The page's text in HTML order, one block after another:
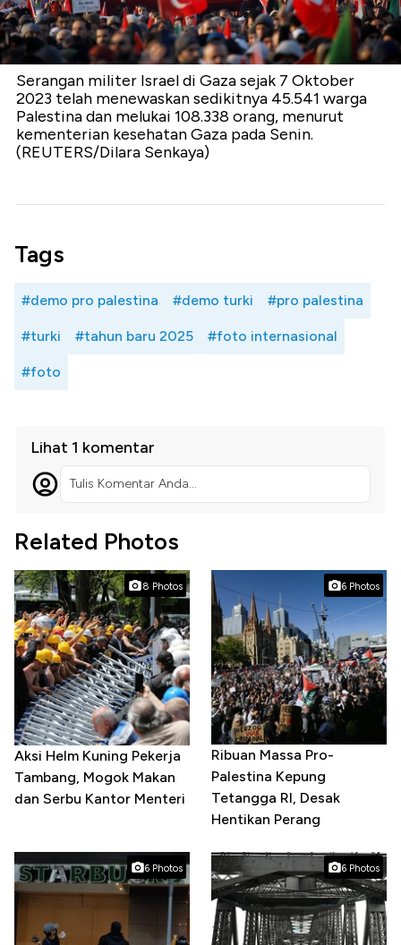
Serangan militer Israel di Gaza sejak 7 Oktober
2023 telah menewaskan sedikitnya 45.541 warga
Palestina dan melukai 108.338 orang, menurut
kementerian kesehatan Gaza pada Senin.
(REUTERS/Dilara Senkaya)
Tags
#demo pro palestina #demo turki #pro palestina
#turki #tahun baru 2025 #foto internasional
#foto
Lihat 1 komentar
Tulis Komentar Anda...
Related Photos
8 Photos
Aksi Helm Kuning Pekerja
Tambang, Mogok Makan
dan Serbu Kantor Menteri
6 Photos
Ribuan Massa Pro-
Palestina Kepung
Tetangga RI, Desak
Hentikan Perang
6 Photos 6 Photos